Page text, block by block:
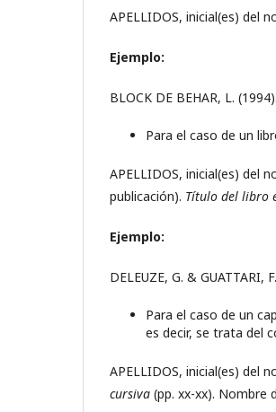
APELLIDOS, inicial(es) del
Ejemplo:
BLOCK DE BEHAR, L. (1994).
Para el caso de un
APELLIDOS, inicial(es) del
publicación). Título del libro
Ejemplo:
DELEUZE, G. & GUATTARI,
Para el caso de un
es decir, se trata del
APELLIDOS, inicial(es) del
cursiva (pp. xx-xx). Nombre